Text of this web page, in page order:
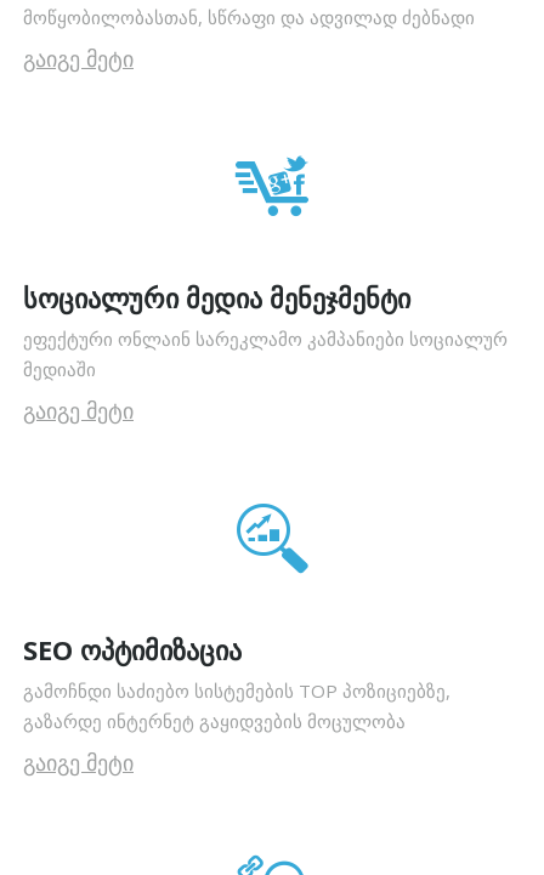
მოწყობილობასთან, სწრაფი და ადვილად ძებნადი
გაიგე მეტი
სოციალური მედია მენეჯმენტი
ეფექტური ონლაინ სარეკლამო კამპანიები სოციალურ
მედიაში
გაიგე მეტი
SEO ოპტიმიზაცია
გამოჩნდი საძიებო სისტემების TOP პოზიციებზე,
გაზარდე ინტერნეტ გაყიდვების მოცულობა
გაიგე მეტი